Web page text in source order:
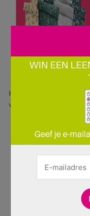
Hier is pagina 15 van 21
van 27.10.2025 tot